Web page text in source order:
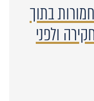
בתוך
ולפני